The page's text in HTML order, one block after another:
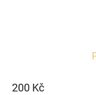
200 Kč